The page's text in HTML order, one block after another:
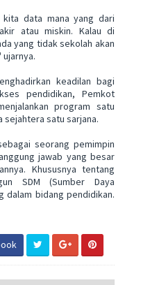
data mana yang dari
atau miskin. Kalau di
yang tidak sekolah akan
keadilan bagi
pendidikan, Pemkot
program satu
sejahtera satu sarjana.
seorang pemimpin
jawab yang besar
Khususnya tentang
SDM (Sumber Daya
dalam bidang pendidikan.